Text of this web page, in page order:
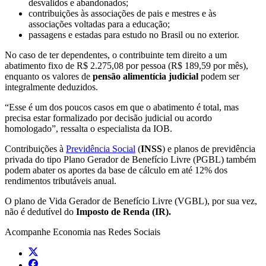
desvalidos e abandonados;
contribuições às associações de pais e mestres e às
associações voltadas para a educação;
passagens e estadas para estudo no Brasil ou no exterior.
No caso de ter dependentes, o contribuinte tem direito a um
abatimento fixo de R$ 2.275,08 por pessoa (R$ 189,59 por mês),
enquanto os valores de pensão alimentícia judicial podem ser
integralmente deduzidos.
“Esse é um dos poucos casos em que o abatimento é total, mas
precisa estar formalizado por decisão judicial ou acordo
homologado”, ressalta o especialista da IOB.
Contribuições à Previdência Social (INSS) e planos de previdência
privada do tipo Plano Gerador de Benefício Livre (PGBL) também
podem abater os aportes da base de cálculo em até 12% dos
rendimentos tributáveis anual.
O plano de Vida Gerador de Benefício Livre (VGBL), por sua vez,
não é dedutível do Imposto de Renda (IR).
Acompanhe Economia nas Redes Sociais